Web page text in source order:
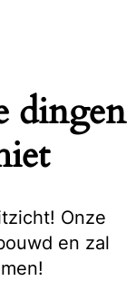
dingen
Onze
en zal